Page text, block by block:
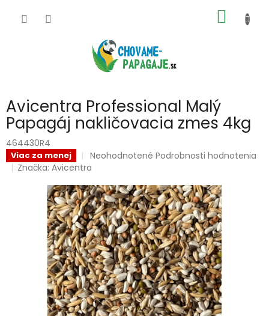
KOŠÍK
Avicentra Professional Malý
Papagáj nakličovacia zmes 4kg
464430R4
Viac za menej
Priemerné
hodnotenie
je
0,0
z
5
hviezdičiek.
Neohodnotené Podrobnosti hodnotenia
Značka:Avicentra